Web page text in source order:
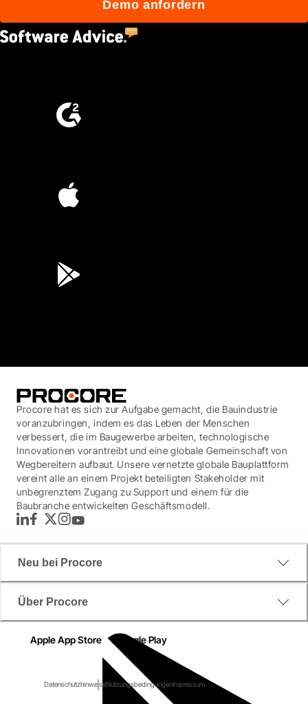
Demo anfordern
Procore hat es sich zur Aufgabe gemacht, die Bauindustrie
voranzubringen, indem es das Leben der Menschen
verbessert, die im Baugewerbe arbeiten, technologische
Innovationen vorantreibt und eine globale Gemeinschaft von
Wegbereitern aufbaut. Unsere vernetzte globale Bauplattform
vereint alle an einem Projekt beteiligten Stakeholder mit
unbegrenztem Zugang zu Support und einem für die
Baubranche entwickelten Geschäftsmodell.
LinkedInFacebook
TwitterInstagram
YouTube
Neu bei Procore
Über Procore
Apple App Store Google Play
DatenschutzhinweiseNutzungsbedingungenImpressum